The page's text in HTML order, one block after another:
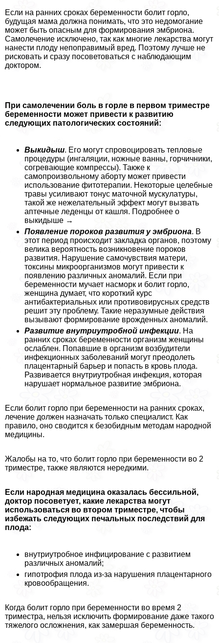
Если на ранних сроках беременности болит горло,
будущая мама должна понимать, что это недомогание
может быть опасным для формирования эмбриона.
Самолечение исключено, так как многие лекарства могут
нанести плоду непоправимый вред. Поэтому лучше не
рисковать и сразу посоветоваться с наблюдающим
доктором.
При самолечении боль в горле в первом триместре
беременности может привести к развитию
следующих патологических состояний:
Выкидыш. Его могут спровоцировать тепловые
процедуры (ингаляции, ножные ванны, горчичники,
согревающие компрессы). Также к
самопроизвольному aбopту может привести
использование фитотерапии. Некоторые целебные
травы усиливают тонус маточной мускулатуры,
такой же нежелательный эффект могут вызвать
аптечные леденцы от кашля. Подробнее о
выкидыше →
Появление пороков развития у эмбриона. В
этот период происходит закладка органов, поэтому
велика вероятность возникновение пороков
развития. Нарушение самочувствия матери,
токсины микроорганизмов могут привести к
появлению различных аномалий. Если при
беременности мучает насморк и болит горло,
женщина думает, что короткий курс
антибактериальных или противовирусных средств
решит эту проблему. Такие неразумные действия
вызывают формирование врожденных аномалий.
Развитие внутриутробной инфекции. На
ранних сроках беременности организм женщины
ослаблен. Попавшие в организм возбудители
инфекционных заболеваний могут преодолеть
плацентарный барьер и попасть в кровь плода.
Развивается внутриутробная инфекция, которая
нарушает нормальное развитие эмбриона.
Если болит горло при беременности на ранних сроках,
лечение должен назначать только специалист. Как
правило, оно сводится к безобидным методам народной
медицины.
Жалобы на то, что болит горло при беременности во 2
триместре, также являются нередкими.
Если народная медицина оказалась бессильной,
доктор посоветует, какие лекарства могут
использоваться во втором триместре, чтобы
избежать следующих печальных последствий для
плода:
внутриутробное инфицирование с развитием
различных аномалий;
гипотрофия плода из-за нарушения плацентарного
кровообращения.
Когда болит горло при беременности во время 2
триместра, нельзя исключить формирование даже такого
тяжелого осложнения, как замершая беременность.